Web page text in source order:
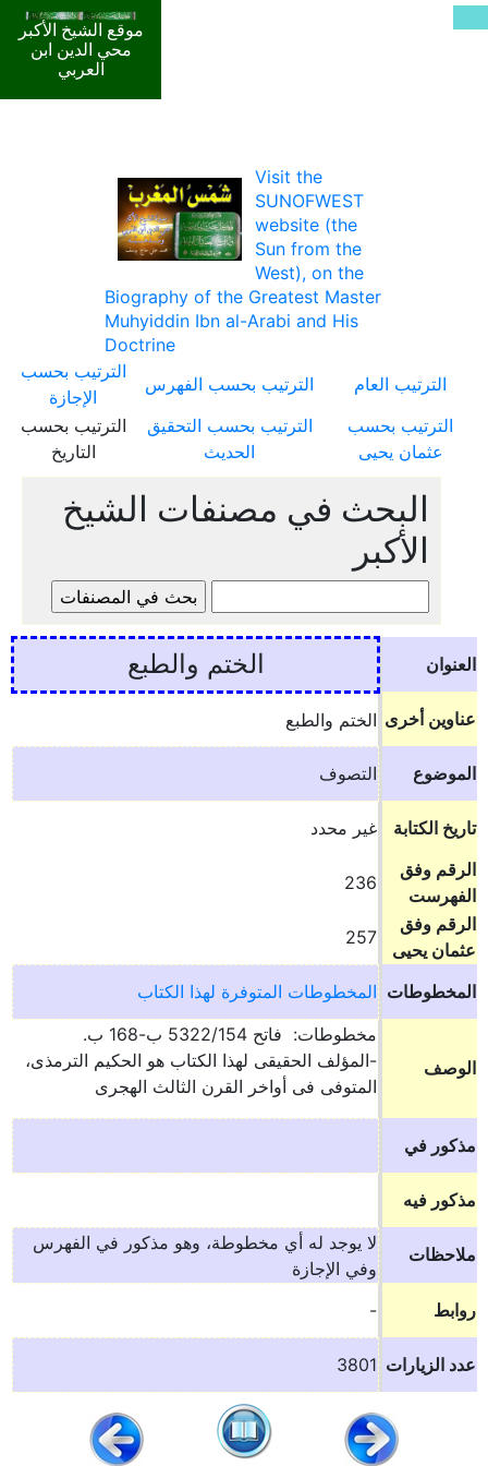
موقع الشيخ الأكبر
محي الدين ابن
العربي
Visit the
SUNOFWEST
website (the
Sun from the
West), on the
Biography of the Greatest Master
Muhyiddin Ibn al-Arabi and His
Doctrine
الترتيب العام
الترتيب بحسب الفهرس
الترتيب بحسب
الإجازة
الترتيب بحسب
عثمان يحيى
الترتيب بحسب التحقيق
الحديث
الترتيب بحسب
التاريخ
البحث في مصنفات الشيخ
الأكبر
العنوان الختم والطبع
عناوين أخرى الختم والطبع
الموضوع التصوف
تاريخ الكتابة
غير محدد
الرقم وفق
الفهرست
236
الرقم وفق
عثمان يحيى
257
المخطوطات المخطوطات المتوفرة لهذا الكتاب
الوصف
مخطوطات: فاتح 5322/154 ب-168 ب.
-المؤلف الحقيقى لهذا الكتاب هو الحكيم الترمذى،
المتوفى فى أواخر القرن الثالث الهجرى
مذكور في
مذكور فيه
ملاحظات
لا يوجد له أي مخطوطة، وهو مذكور في الفهرس
وفي الإجازة
روابط
-
عدد الزيارات 3801